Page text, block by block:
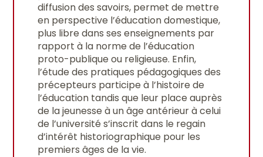
diffusion des savoirs, permet de mettre
en perspective l’éducation domestique,
plus libre dans ses enseignements par
rapport à la norme de l’éducation
proto-publique ou religieuse. Enfin,
l’étude des pratiques pédagogiques des
précepteurs participe à l’histoire de
l’éducation tandis que leur place auprès
de la jeunesse à un âge antérieur à celui
de l’université s’inscrit dans le regain
d’intérêt historiographique pour les
premiers âges de la vie.